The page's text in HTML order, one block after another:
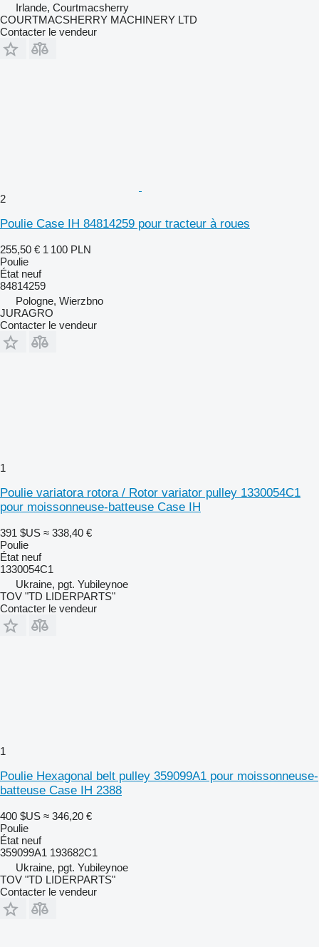
Irlande, Courtmacsherry
COURTMACSHERRY MACHINERY LTD
Contacter le vendeur
2
Poulie Case IH 84814259 pour tracteur à roues
255,50 € 1 100 PLN
Poulie
État neuf
84814259
Pologne, Wierzbno
JURAGRO
Contacter le vendeur
1
Poulie variatora rotora / Rotor variator pulley 1330054C1
pour moissonneuse-batteuse Case IH
391 $US ≈ 338,40 €
Poulie
État neuf
1330054C1
Ukraine, pgt. Yubileynoe
TOV "TD LIDERPARTS"
Contacter le vendeur
1
Poulie Hexagonal belt pulley 359099A1 pour moissonneuse-
batteuse Case IH 2388
400 $US ≈ 346,20 €
Poulie
État neuf
359099A1 193682C1
Ukraine, pgt. Yubileynoe
TOV "TD LIDERPARTS"
Contacter le vendeur